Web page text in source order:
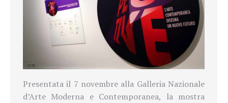
Presentata il 7 novembre alla Galleria Nazionale
d’Arte Moderna e Contemporanea, la mostra